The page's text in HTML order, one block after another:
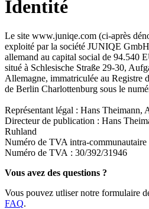
Identité
Le site www.juniqe.com (ci-après
exploité par la société JUNIQE
allemand au capital social de 94.540
situé à Schlesische Straße 29-30,
Allemagne, immatriculée au Registre
de Berlin Charlottenburg sous le
Représentant légal : Hans Theimann,
Directeur de publication : Hans
Ruhland
Numéro de TVA intra-
Numéro de TVA : 30/392/31946
Vous avez des questions ?
Vous pouvez utliser notre formulaire
FAQ.